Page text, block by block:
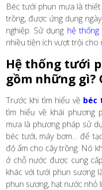
Béc tưới phun mưa là
trồng, được ứng dụng
nghiệp. Sử dụng hệ
nhiều tiện ích vượt trội cho
Hệ thống tưới
gồm những gì?
Trước khi tìm hiểu về béc
tìm hiểu về khái phương
mưa là phương pháp sử
béc tưới, máy bơm… để
độ ẩm cho cây trồng. Nó
ở chỗ nước được cung
khác với tưới phun sương
phun sương, hạt nước nhỏ